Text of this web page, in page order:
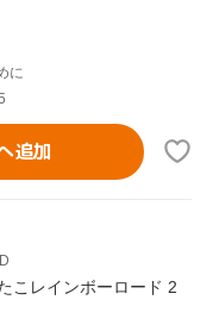
に
追加
こレインボーロード 2